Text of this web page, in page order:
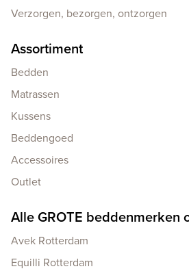
Verzorgen, bezorgen, ontzorgen
Assortiment
Bedden
Matrassen
Kussens
Beddengoed
Accessoires
Outlet
Alle GROTE beddenmerken
Avek Rotterdam
Equilli Rotterdam